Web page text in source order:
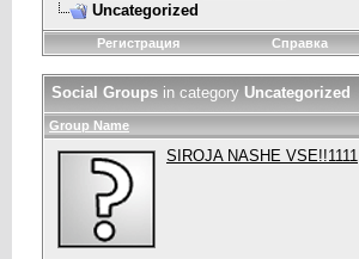
Uncategorized
Регистрация Справка
Social Groups in category Uncategorized
Group Name
SIROJA NASHE VSE!!1111